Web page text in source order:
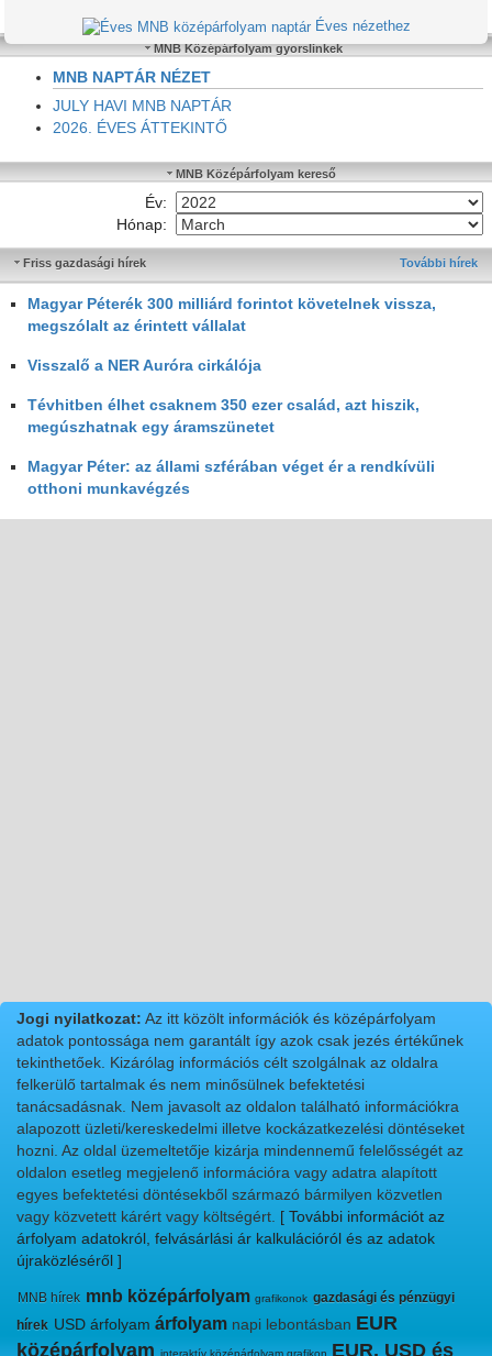
Éves nézethez
MNB Középárfolyam gyorslinkek
MNB NAPTÁR NÉZET
JULY HAVI MNB NAPTÁR
2026. ÉVES ÁTTEKINTŐ
MNB Középárfolyam kereső
Év:
Hónap:
Friss gazdasági hírek További hírek
Magyar Péterék 300 milliárd forintot követelnek vissza,
megszólalt az érintett vállalat
Visszalő a NER Auróra cirkálója
Tévhitben élhet csaknem 350 ezer család, azt hiszik,
megúszhatnak egy áramszünetet
Magyar Péter: az állami szférában véget ér a rendkívüli
otthoni munkavégzés
Jogi nyilatkozat: Az itt közölt információk és középárfolyam
adatok pontossága nem garantált így azok csak jezés értékűnek
tekinthetőek. Kizárólag információs célt szolgálnak az oldalra
felkerülő tartalmak és nem minősülnek befektetési
tanácsadásnak. Nem javasolt az oldalon található információkra
alapozott üzleti/kereskedelmi illetve kockázatkezelési döntéseket
hozni. Az oldal üzemeltetője kizárja mindennemű felelősségét az
oldalon esetleg megjelenő információra vagy adatra alapított
egyes befektetési döntésekből származó bármilyen közvetlen
vagy közvetett kárért vagy költségért. [ További információt az
árfolyam adatokról, felvásárlási ár kalkulációról és az adatok
újraközléséről ]
MNB hírek mnb középárfolyam grafikonok gazdasági és pénzügyi
hírek USD árfolyam árfolyam napi lebontásban EUR
középárfolyam interaktív középárfolyam grafikon EUR, USD és